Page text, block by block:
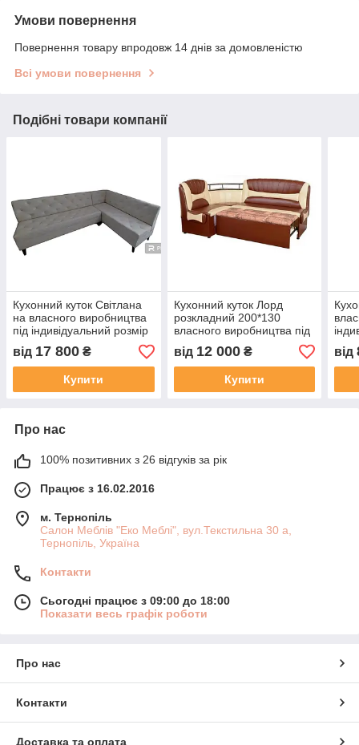
Умови повернення
Повернення товару впродовж 14 днів за домовленістю
Всі умови повернення
Подібні товари компанії
Кухонний куток Світлана
на власного виробництва
під індивідуальний розмір
від 17 800 ₴
Купити
Кухонний куток Лорд
розкладний 200*130
власного виробництва під
індивідуальні розміри
від 12 000₴
Купити
від
Про нас
100% позитивних з 26 відгуків за рік
Працює з 16.02.2016
м. Тернопіль
Салон Меблів "Еко Меблі", вул.Текстильна 30 а,
Тернопіль, Україна
Контакти
Сьогодні працює з 09:00 до 18:00
Показати весь графік роботи
Про нас
Контакти
Доставка та оплата